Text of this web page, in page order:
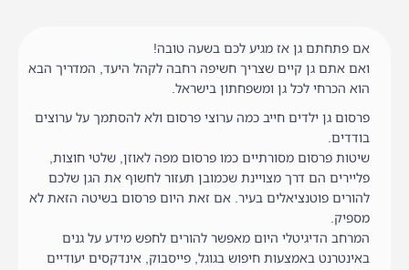
אם פתחתם גן אז מגיע לכם בשעה טובה!
ואם אתם גן קיים שצריך חשיפה רחבה לקהל היעד, המדריך הבא
הוא הכרחי לכל גן ומשפחתון בישראל.
פרסום גן ילדים חייב כמה ערוצי פרסום ולא להסתמך על ערוצים
בודדים.
שיטות פרסום מסורתיים כמו פרסום מפה לאוזן, שלטי חוצות,
פליירים הם דרך מצויינת שכמובן תעזור לחשוף את הגן שלכם
להורים פוטנציאלים בעיר. אם זאת היום פרסום בשיטה הזאת לא
מספיק.
המרחב הדיגיטלי היום מאפשר להורים לחפש מידע על גנים
באינטרנט באמצעות חיפוש בגוגל, פייסבוק, אינדקסים יעודיים